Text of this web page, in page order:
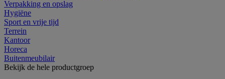
Verpakking en opslag
Hygiëne
Sport en vrije tijd
Terrein
Kantoor
Horeca
Buitenmeubilair
Bekijk de hele productgroep